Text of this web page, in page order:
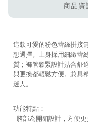
商品資
這款可愛的粉色蕾絲拼接
想選擇。上身採用細緻蕾
質；褲管鬆緊設計貼合舒
與更換都輕鬆方便。兼具
迷人。
功能特點：
- 胯部為開釦設計，方便